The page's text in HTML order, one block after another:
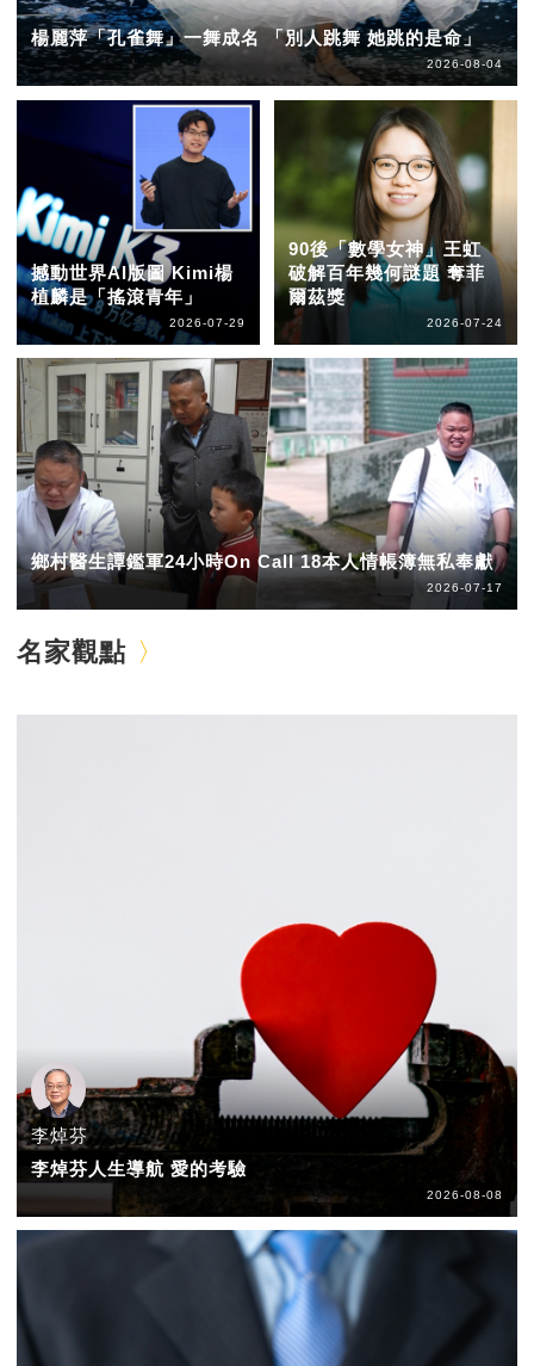
楊麗萍「孔雀舞」一舞成名 「別人跳舞 她跳的是命」
2026-08-04
撼動世界AI版圖 Kimi楊
植麟是「搖滾青年」
2026-07-29
90後「數學女神」王虹
破解百年幾何謎題 奪菲
爾茲獎
2026-07-24
鄉村醫生譚鑑軍24小時On Call 18本人情帳簿無私奉獻
2026-07-17
名家觀點
李焯芬
李焯芬人生導航 愛的考驗
2026-08-08